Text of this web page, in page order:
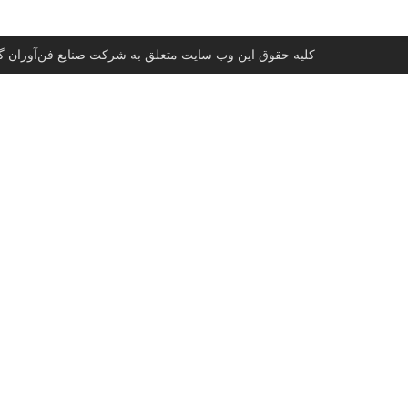
کلیه حقوق این وب سایت متعلق به شرکت صنایع فن‌آوران